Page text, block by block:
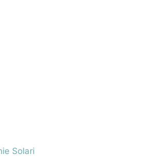
Solari